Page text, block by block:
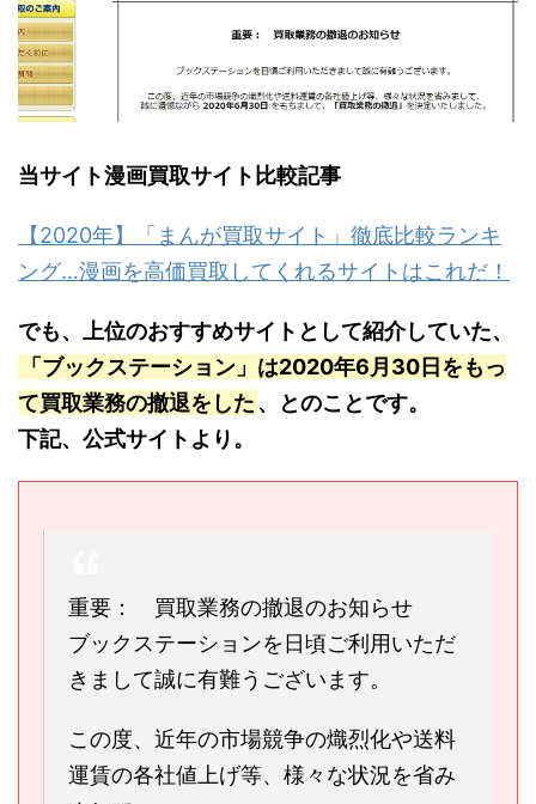
当サイト漫画買取サイト比較記事
【2020年】「まんが買取サイト」徹底比較ランキ
ング…漫画を高価買取してくれるサイトはこれだ！
でも、上位のおすすめサイトとして紹介していた、
「ブックステーション」は2020年6月30日をもっ
て買取業務の撤退をした、とのことです。
下記、公式サイトより。
重要： 買取業務の撤退のお知らせ
ブックステーションを日頃ご利用いただ
きまして誠に有難うございます。
この度、近年の市場競争の熾烈化や送料
運賃の各社値上げ等、様々な状況を省み